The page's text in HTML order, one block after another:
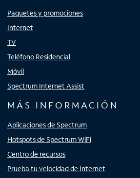
Paquetes y promociones
Internet
TV
Teléfono Residencial
Móvil
Spectrum Internet Assist
MÁS INFORMACIÓN
Aplicaciones de Spectrum
Hotspots de Spectrum WiFi
Centro de recursos
Prueba tu velocidad de Internet